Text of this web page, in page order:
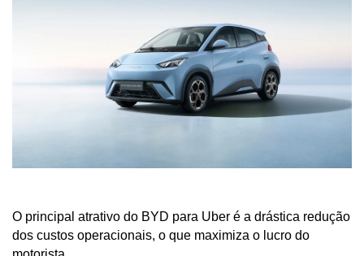
O principal atrativo do BYD para Uber é a drástica redução
dos custos operacionais, o que maximiza o lucro do